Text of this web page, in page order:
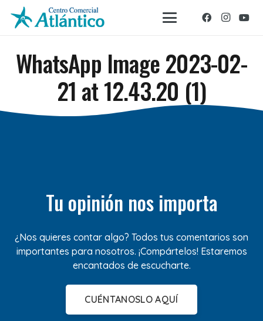
WhatsApp Image 2023-02-
21 at 12.43.20 (1)
Tu opinión nos importa
¿Nos quieres contar algo? Todos tus comentarios son
importantes para nosotros. ¡Compártelos! Estaremos
encantados de escucharte.
CUÉNTANOSLO AQUÍ